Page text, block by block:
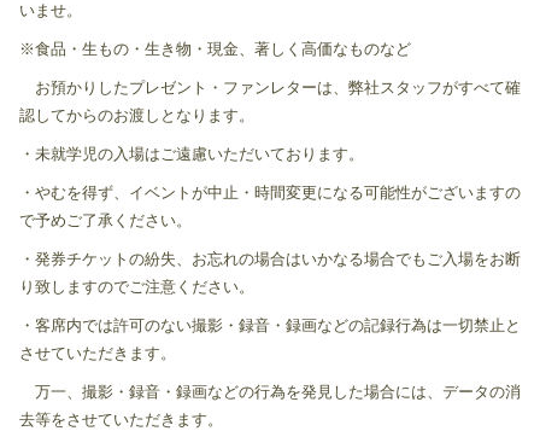
いませ。
※食品・生もの・生き物・現金、著しく高価なものなど
お預かりしたプレゼント・ファンレターは、弊社スタッフがすべて確
認してからのお渡しとなります。
・未就学児の入場はご遠慮いただいております。
・やむを得ず、イベントが中止・時間変更になる可能性がございますの
で予めご了承ください。
・発券チケットの紛失、お忘れの場合はいかなる場合でもご入場をお断
り致しますのでご注意ください。
・客席内では許可のない撮影・録音・録画などの記録行為は一切禁止と
させていただきます。
万一、撮影・録音・録画などの行為を発見した場合には、データの消
去等をさせていただきます。